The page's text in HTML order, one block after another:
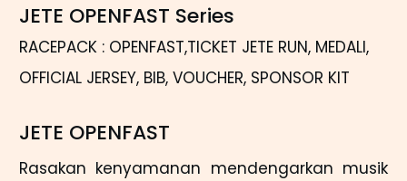
JETE OPENFAST Series
RACEPACK : OPENFAST,TICKET JETE RUN, MEDALI,
OFFICIAL JERSEY, BIB, VOUCHER, SPONSOR KIT
JETE OPENFAST
Rasakan kenyamanan mendengarkan musik